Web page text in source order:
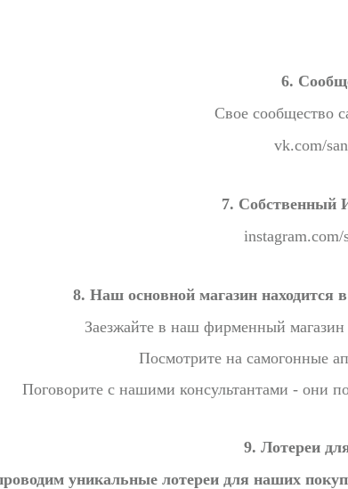
6.
Свое сообщество
vk.com/
7. Собственный
instagram.com/
8. Наш основной магазин находится
Заезжайте в наш фирменный
Посмотрите на самогонные
Поговорите с нашими консультантами - они
9. Лотереи
уникальные лотереи для наших